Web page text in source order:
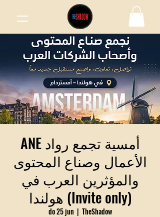
ANE أمسية تجمع رواد
الأعمال وصناع المحتوى
والمؤثرين العرب في
هولندا (Invite only)
do 25 jun
  |
TheShadow